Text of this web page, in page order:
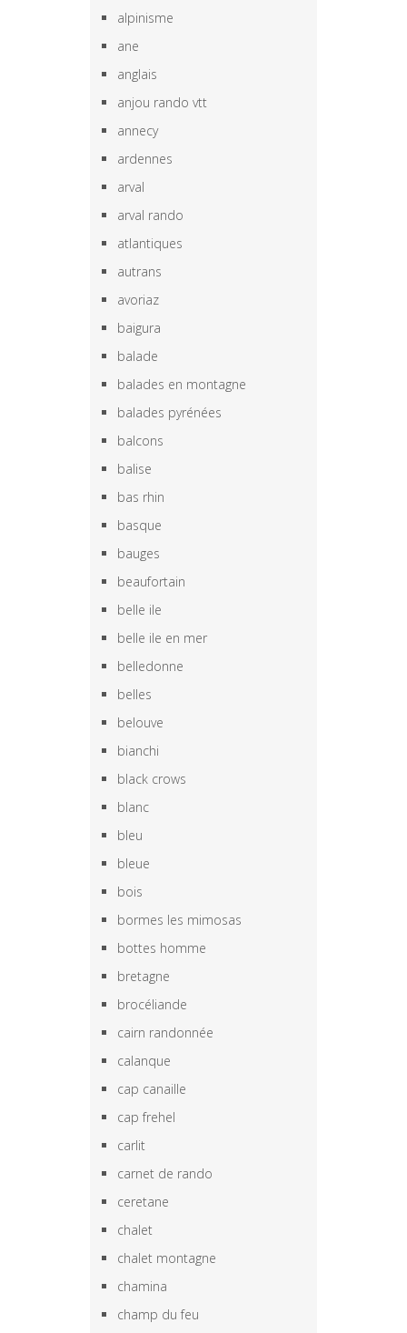
alpinisme
ane
anglais
anjou rando vtt
annecy
ardennes
arval
arval rando
atlantiques
autrans
avoriaz
baigura
balade
balades en montagne
balades pyrénées
balcons
balise
bas rhin
basque
bauges
beaufortain
belle ile
belle ile en mer
belledonne
belles
belouve
bianchi
black crows
blanc
bleu
bleue
bois
bormes les mimosas
bottes homme
bretagne
brocéliande
cairn randonnée
calanque
cap canaille
cap frehel
carlit
carnet de rando
ceretane
chalet
chalet montagne
chamina
champ du feu